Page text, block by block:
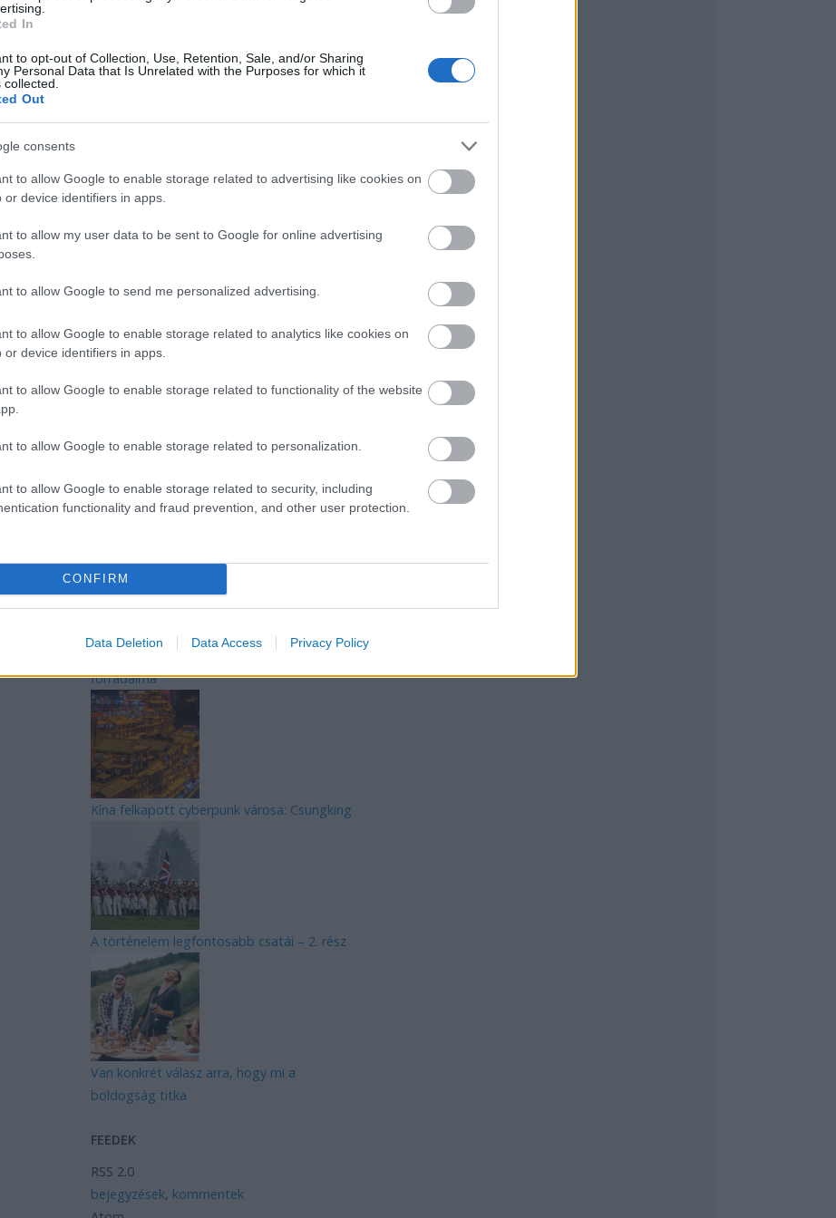
In
to opt-out of Collection, Use, Retention, Sale, and/or Sharing
Personal Data that Is Unrelated with the Purposes for which it
collected.
Out
consents
to allow Google to enable storage related to advertising like cookies on
or device identifiers in apps.
to allow my user data to be sent to Google for online advertising
to allow Google to send me personalized advertising.
to allow Google to enable storage related to analytics like cookies on
or device identifiers in apps.
to allow Google to enable storage related to functionality of the website
to allow Google to enable storage related to personalization.
to allow Google to enable storage related to security, including
functionality and fraud prevention, and other user protection.
CONFIRM
Data Deletion Data Access Privacy Policy
Mik alakítják a gondolkodásod? Avagy a
Az egygyermekes politika és Kína gazdasági
Japán sebességre kapcsol – A gyorsvasút
forradalma
Kína felkapott cyberpunk városa: Csungking
A történelem legfontosabb csatái – 2. rész
Van konkrét válasz arra, hogy mi a
boldogság titka
FEEDEK
RSS 2.0
bejegyzések, kommentek